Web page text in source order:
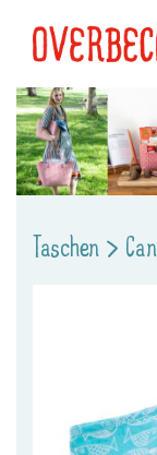
Taschen >